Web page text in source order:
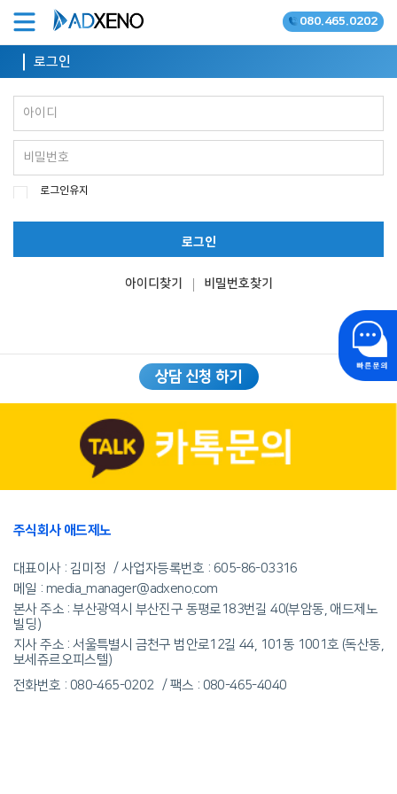
온라인광고 공식대행사 080.465.0202
로그인
로그인유지
로그인
아이디찾기 비밀번호찾기
상담 신청 하기
주식회사 애드제노
대표이사 : 김미정 사업자등록번호 : 605-86-03316
메일 : media_manager@adxeno.com
본사 주소 : 부산광역시 부산진구 동평로183번길 40(부암동, 애드제노
빌딩)
지사 주소 : 서울특별시 금천구 범안로12길 44, 101동 1001호 (독산동,
보세쥬르오피스텔)
전화번호 : 080-465-0202
팩스 : 080-465-4040